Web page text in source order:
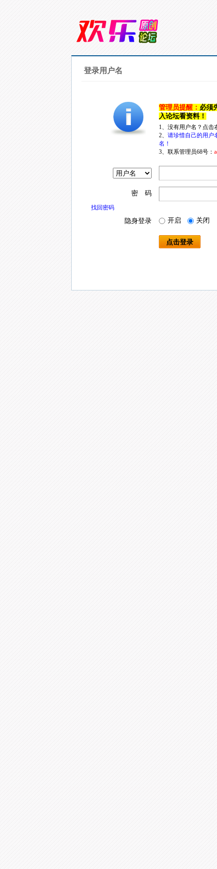
登录用户名
管理员提醒： 必须
入论坛看资料！
1、没有用户名？点
2、 请珍惜自己的用户
名！
3、联系管理员68号：
密 码
找回密码
隐身登录 开启 关闭
点击登录